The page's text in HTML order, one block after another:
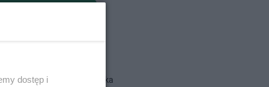
Action gazetka
dostęp i